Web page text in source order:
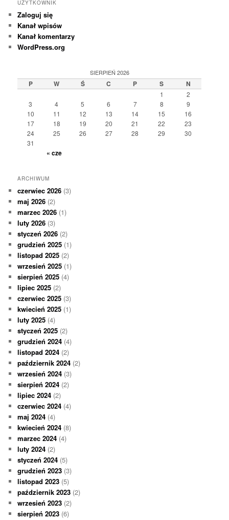
UŻYTKOWNIK
Zaloguj się
Kanał wpisów
Kanał komentarzy
WordPress.org
SIERPIEŃ 2026
P W Ś C P S N
1
2
3
4 5 6 7 8
9
10
11 12 13 14 15
16
17
18 19 20 21 22
23
24
25 26 27 28 29
30
31
« cze
ARCHIWUM
czerwiec 2026 (3)
maj 2026 (2)
marzec 2026 (1)
luty 2026 (3)
styczeń 2026 (2)
grudzień 2025 (1)
listopad 2025 (2)
wrzesień 2025 (1)
sierpień 2025 (4)
lipiec 2025 (2)
czerwiec 2025 (3)
kwiecień 2025 (1)
luty 2025 (4)
styczeń 2025 (2)
grudzień 2024 (4)
listopad 2024 (2)
październik 2024 (2)
wrzesień 2024 (3)
sierpień 2024 (2)
lipiec 2024 (2)
czerwiec 2024 (4)
maj 2024 (4)
kwiecień 2024 (8)
marzec 2024 (4)
luty 2024 (2)
styczeń 2024 (5)
grudzień 2023 (3)
listopad 2023 (5)
październik 2023 (2)
wrzesień 2023 (2)
sierpień 2023 (6)